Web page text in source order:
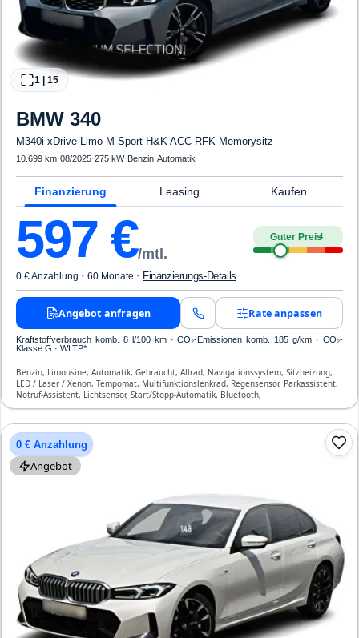
1 15
BMW 340
M340i xDrive Limo M Sport H&K ACC RFK Memorysitz
10.699 km·08/2025·275 kW· Benzin·Automatik
Finanzierung Leasing Kaufen
597 €/mtl.
Guter Preis4
0 € Anzahlung · 60 Monate · Finanzierungs-Details
Angebot anfragen Rate anpassen
Kraftstoffverbrauch komb. 8 l/100 km · CO₂-Emissionen komb. 185 g/km · CO₂-
Klasse G · WLTP*
Benzin, Limousine, Automatik, Gebraucht, Allrad, Navigationssystem, Sitzheizung,
LED / Laser / Xenon, Tempomat, Multifunktionslenkrad, Regensensor, Parkassistent,
Notruf-Assistent, Lichtsensor, Start/Stopp-Automatik, Bluetooth,
Freisprecheinrichtung, Verkehrszeichen-Erkennung, ESP, ABS, Klimatisierung, Front-
0 € Anzahlung
Angebot